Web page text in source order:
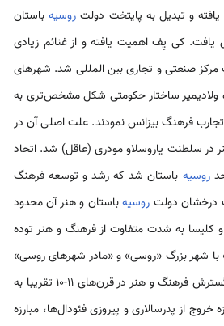
روسیهباستان
آن گسترش یافت. کی یِف اهمیت یافته و از غنائم زیادی
مرکز صنعتی و تجاری بین المللی شد. شهرهای
ولادیمیر ساختار حکومتی شکل مشخص‌تری به
فرهنگ بیزانس نمودند. علت اصلی آن در
سلطنت یاروسلاو مودری (عاقل) شد. اتحاد
روسیه باستان شد که رشد و توسعه فرهنگ
درخشان دولت روسیهباستان و هنر آن محدود
کلیسا به شدت متفاوت از فرهنگ و هنر توده
شهر بزرگ «روسی» و «مادر شهرهای روسی»
کی یِف و چِرنیگُف، در دسنای شمالی پُلتسک و در پایان مسیر دنپر- والخوفبزرگ، نووگراد قرار داشت. گسترش فرهنگ و هنر در قرن‌های 11-10 تقریبا به
از پدرسالاری و پیروزی فئودال‌ها، مبارزه